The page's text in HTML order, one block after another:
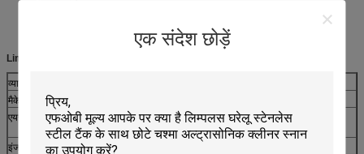
एक संदेश छोड़ें
बस सफाई के लिए पानी पर टैप करें ठीक है (सफाई परिणाम बढ़ाने के लिए सूट डिटर्जेंट)
Limplus अल्ट्रासोनिक क्लीनर का आवेदन:
व्यापार के प्रकार
मैकेनिकल इंजीनियरिंग
एयरोस्पेस
एयरपोर्ट इंजन पार्ट्स, इंजेक्टर, ईंधन फिल्टर, लाइफ सपोर्ट सिस्टम्स में
ऑक्सीजन घटक
इंजन पुनर्वितरण
मिश्र एवं इस्पात के प्रमुख, पिस्टन, कोन रॉड